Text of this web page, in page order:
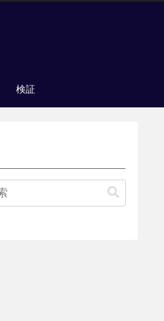
検証